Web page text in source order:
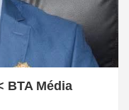
BTA Média